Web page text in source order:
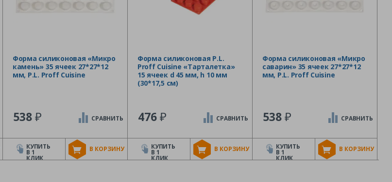
Форма силиконовая «Микро
камень» 35 ячеек 27*27*12
мм, P.L. Proff Cuisine
538₽
В КОРЗИНУ
СРАВНИТЬ
КУПИТЬ
В 1
КЛИК
Форма силиконовая P.L.
Proff Cuisine «Тарталетка»
15 ячеек d 45 мм, h 10 мм
(30*17,5 см)
476₽
В КОРЗИНУ
СРАВНИТЬ
КУПИТЬ
В 1
КЛИК
Форма силиконовая «Микро
саварин» 35 ячеек 27*27*12
мм, P.L. Proff Cuisine
538₽
В КОРЗИНУ
СРАВНИТЬ
КУПИТЬ
В 1
КЛИК